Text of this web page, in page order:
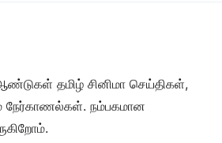
தமிழ் சினிமா செய்திகள்,
நேர்காணல்கள். நம்பகமான